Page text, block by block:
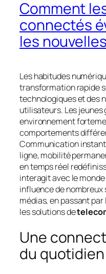
Comment
connectés
les
Les habitudes
transformation rapide
technologiques et des
utilisateurs. Les jeunes
environnement
comportements
Communication
ligne, mobilité
en temps réel
interagit avec le
influence de
médias, en passant
les solutions de
Une
du quotidien